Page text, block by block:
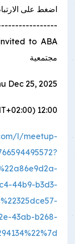
اضغط على
مجتمعية
Dec 25, 2025
12:00 AM—2:00 AM (GMT+02:00)
l/meetup-
44b9-b3d3-
43ab-b268-